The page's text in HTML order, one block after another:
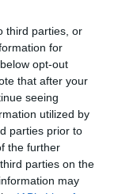
third parties, or
for
opt-out
that after your
seeing
utilized by
parties prior to
the further
parties on the
may